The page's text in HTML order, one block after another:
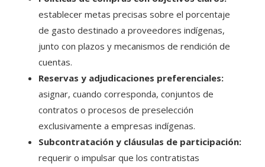
establecer metas precisas sobre el porcentaje
de gasto destinado a proveedores indígenas,
junto con plazos y mecanismos de rendición de
cuentas.
Reservas y adjudicaciones preferenciales:
asignar, cuando corresponda, conjuntos de
contratos o procesos de preselección
exclusivamente a empresas indígenas.
Subcontratación y cláusulas de participación:
requerir o impulsar que los contratistas